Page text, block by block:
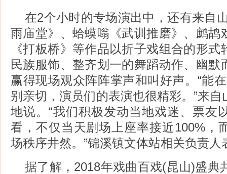
在2个小时的专场演出中，还有来自
雨庙堂》、蛤蟆嗡《武训推磨》、鹧鸪
《打板桥》等作品以折子戏组合的形
民族服饰、整齐划一的舞蹈动作、幽默
赢得现场观众阵阵掌声和叫好声。“能
别亲切，演员们的表演也很精彩。”来
地说。“我们积极发动当地戏迷、票友
看，不仅当天剧场上座率接近100%，
场秩序井然。”锦溪镇文体站相关负责人
据了解，2018年戏曲百戏(昆山)盛典